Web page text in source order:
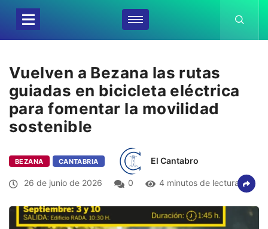
Vuelven a Bezana las rutas
guiadas en bicicleta eléctrica
para fomentar la movilidad
sostenible
BEZANA CANTABRIA El Cantabro
26 de junio de 2026 0 4 minutos de lectura